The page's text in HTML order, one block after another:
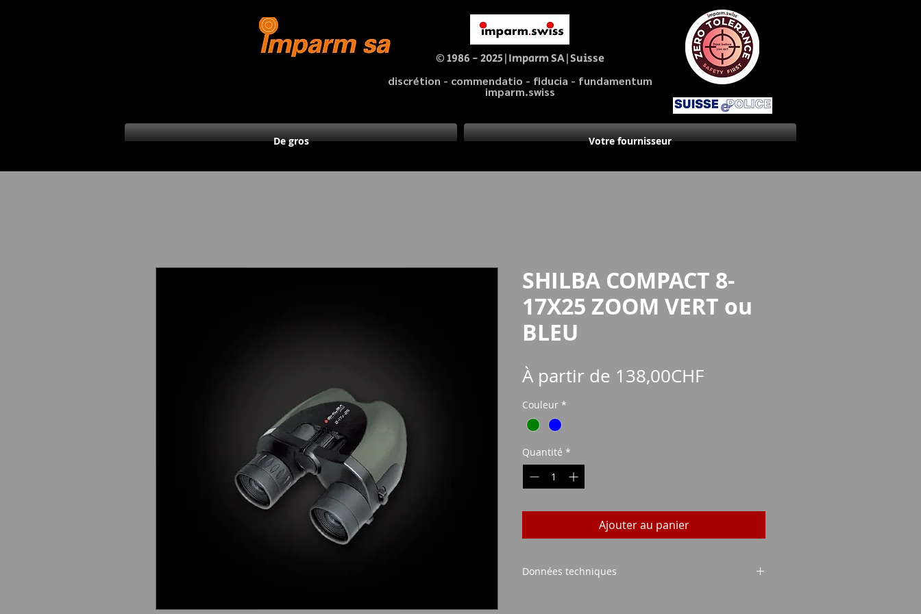
© 1986 - 2025|Imparm SA|Suisse
discrétion - commendatio - fiducia - fundamentum
imparm.swiss
De gros Votre fournisseur
SHILBA COMPACT 8-
17X25 ZOOM VERT ou
BLEU
À partir de 138,00CHFPrix
Couleur *
Quantité *
Ajouter au panier
Données techniques